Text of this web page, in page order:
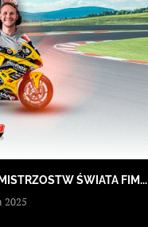
ŚWIATA FIM...
2025